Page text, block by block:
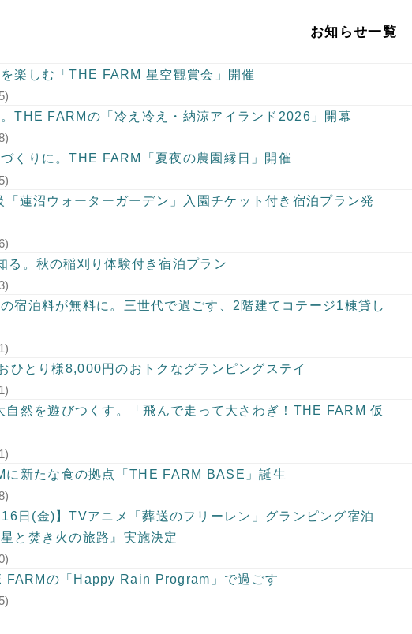
お知らせ一覧
楽しむ「THE FARM 星空観賞会」開催
。THE FARMの「冷え冷え・納涼アイランド2026」開幕
くりに。THE FARM「夏夜の農園縁日」開催
「蓮沼ウォーターガーデン」入園チケット付き宿泊プラン発
る。秋の稲刈り体験付き宿泊プラン
宿泊料が無料に。三世代で過ごす、2階建てコテージ1棟貸し
ひとり様8,000円のおトクなグランピングステイ
然を遊びつくす。「飛んで走って大さわぎ！THE FARM 仮
に新たな食の拠点「THE FARM BASE」誕生
日(金)】TVアニメ「葬送のフリーレン」グランピング宿泊
と焚き火の旅路』実施決定
FARMの「Happy Rain Program」で過ごす